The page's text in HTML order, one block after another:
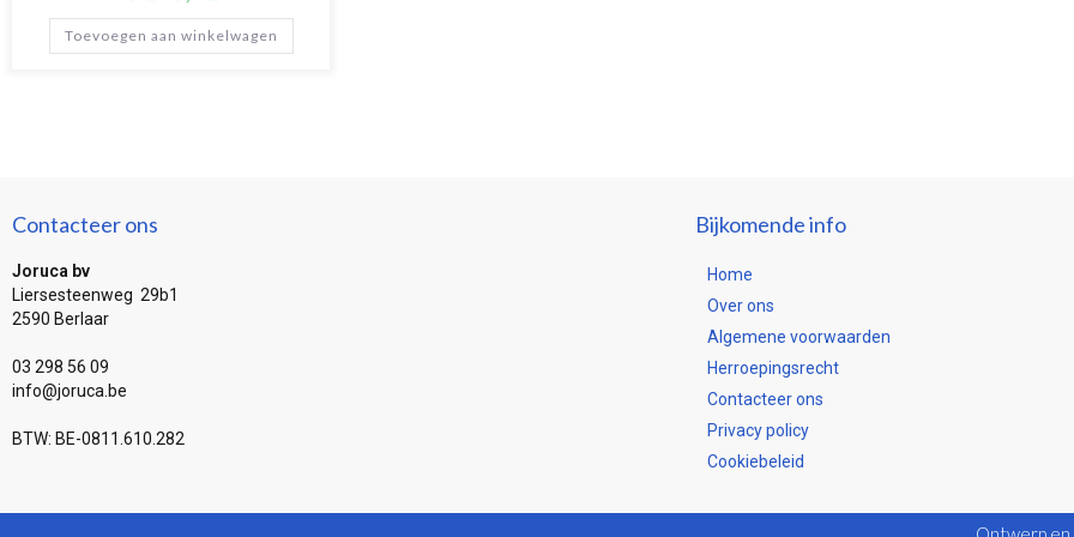
Toevoegen aan winkelwagen
Contacteer ons
Joruca bv
Liersesteenweg 29b1
2590 Berlaar
03 298 56 09
info@joruca.be
BTW: BE-0811.610.282
Bijkomende info
Home
Over ons
Algemene voorwaarden
Herroepingsrecht
Contacteer ons
Privacy policy
Cookiebeleid